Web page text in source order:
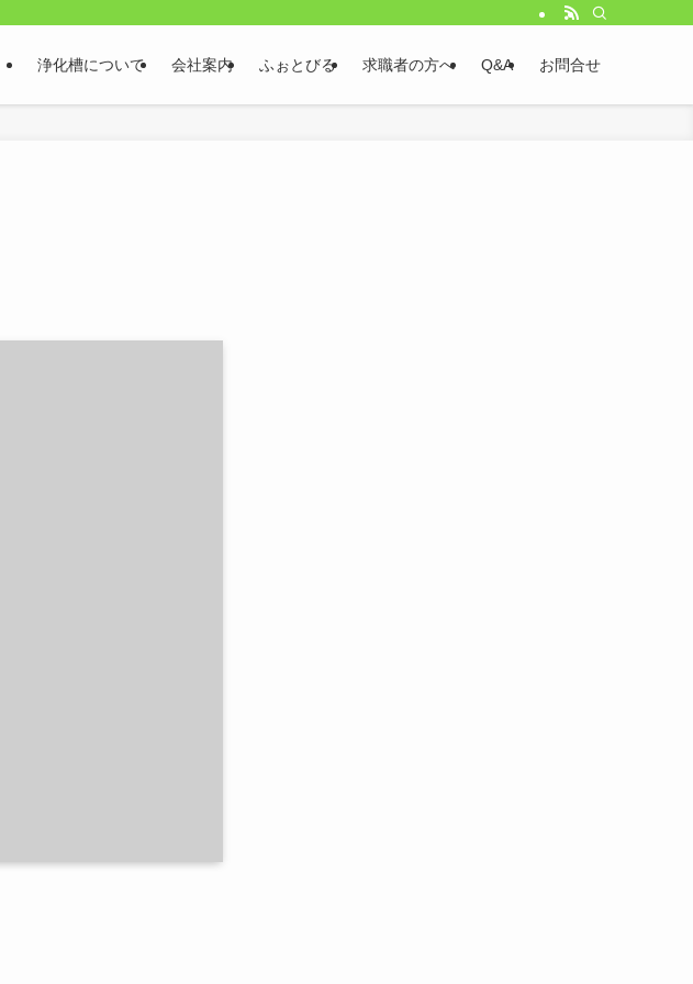
浄化槽について 会社案内 ふぉとびる 求職者の方へ Q&A お問合せ